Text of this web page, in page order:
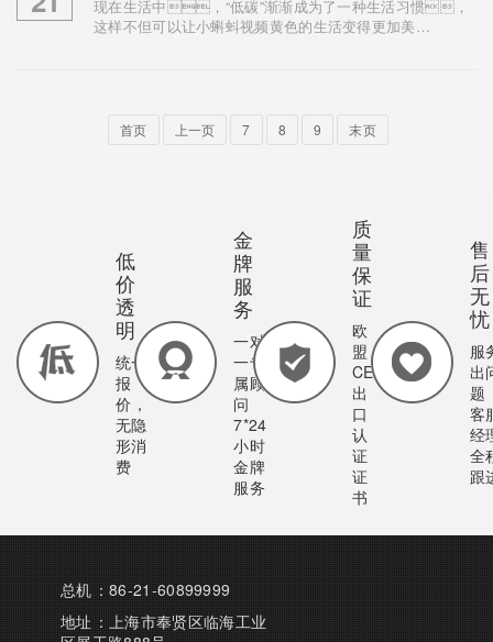
现在生活中，“低碳”渐渐成为了一种生活习惯，
这样不但可以让小蝌蚪视频黄色的生活变得更加美
首页 上一页 7 8 9 末页
低
价
透
明
统一
报
价，
无隐
形消
费
金
牌
服
务
一对
一专
属顾
问
7*24
小时
金牌
服务
质
量
保
证
欧
盟
CE
出
口
认
证
证
书
售
后
无
忧
服
出
题
客
经
全
跟
总机：86-21-60899999
地址：上海市奉贤区临海工业